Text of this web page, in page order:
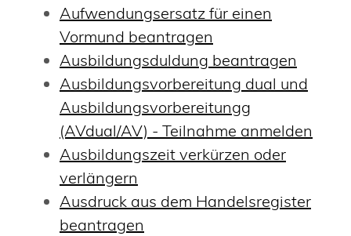
Aufwendungsersatz für einen
Vormund beantragen
Ausbildungsduldung beantragen
Ausbildungsvorbereitung dual und
Ausbildungsvorbereitungg
(AVdual/AV) - Teilnahme anmelden
Ausbildungszeit verkürzen oder
verlängern
Ausdruck aus dem Handelsregister
beantragen